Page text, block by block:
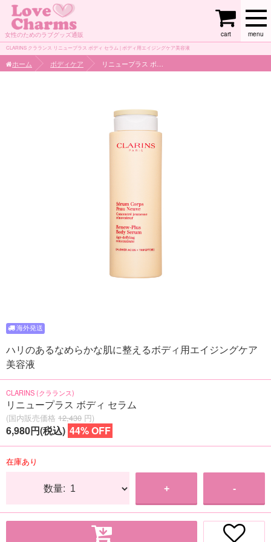
女性のためのラブグッズ通販 menu
cart
CLARINS クラランス リニュープラス ボディ セラム | ボディ用エイジングケア美容液
ホーム ボディケア
ハリのあるなめらかな肌に整えるボディ用エイジングケア
美容液
CLARINS (クラランス)
リニュープラス ボディ セラム
(国内販売価格 12,430 円)
6,980円(税込) 44% OFF
在庫あり
数量: + -